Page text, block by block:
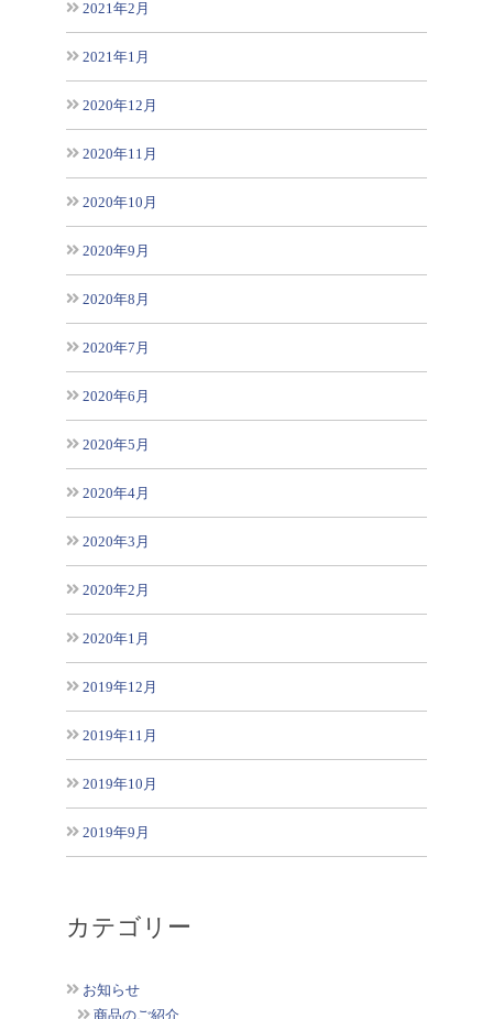
2021年2月
2021年1月
2020年12月
2020年11月
2020年10月
2020年9月
2020年8月
2020年7月
2020年6月
2020年5月
2020年4月
2020年3月
2020年2月
2020年1月
2019年12月
2019年11月
2019年10月
2019年9月
カテゴリー
お知らせ
商品のご紹介